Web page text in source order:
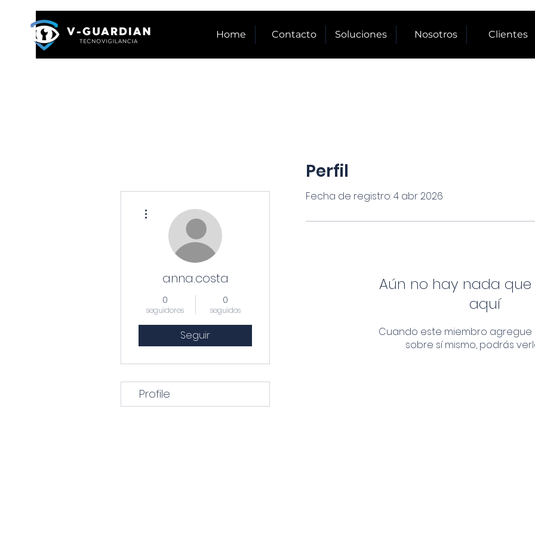
Home Contacto Soluciones Nosotros Clientes
Perfil
Fecha de registro: 4 abr 2026
Aún no hay nada
aquí
Cuando este miembro agregue
sobre sí mismo, podrás
anna.costa
0
seguidores
0
seguidos
Seguir
Profile